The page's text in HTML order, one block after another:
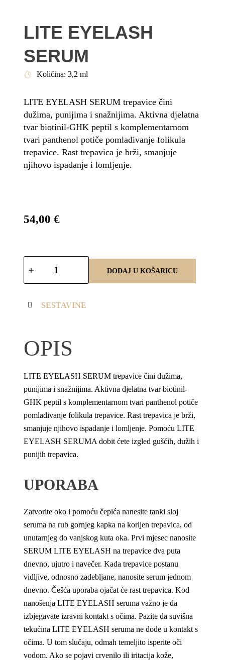
LITE EYELASH
SERUM
Količina: 3,2 ml
LITE EYELASH SERUM trepavice čini
dužima, punijima i snažnijima. Aktivna djelatna
tvar biotinil-GHK peptil s komplementarnom
tvari panthenol potiče pomlađivanje folikula
trepavice. Rast trepavica je brži, smanjuje
njihovo ispadanje i lomljenje.
54,00 €
DODAJ U KOŠARICU
SESTAVINE
OPIS
LITE EYELASH SERUM trepavice čini dužima,
punijima i snažnijima. Aktivna djelatna tvar biotinil-
GHK peptil s komplementarnom tvari panthenol potiče
pomlađivanje folikula trepavice. Rast trepavica je brži,
smanjuje njihovo ispadanje i lomljenje. Pomoću LITE
EYELASH SERUMA dobit ćete izgled gušćih, dužih i
punijih trepavica.
UPORABA
Zatvorite oko i pomoću čepića nanesite tanki sloj
seruma na rub gornjeg kapka na korijen trepavica, od
unutarnjeg do vanjskog kuta oka. Prvi mjesec nanosite
SERUM LITE EYELASH na trepavice dva puta
dnevno, ujutro i navečer. Kada trepavice postanu
vidljive, odnosno zadebljane, nanosite serum jednom
dnevno. Češća uporaba ojačat će rast trepavica. Kod
nanošenja LITE EYELASH seruma važno je da
izbjegavate izravni kontakt s očima. Pazite da suvišna
tekućina LITE EYELASH seruma ne dođe u kontakt s
očima. U tom slučaju, odmah temeljito isperite oči
vodom. Ako se pojavi crvenilo ili iritacija kože,